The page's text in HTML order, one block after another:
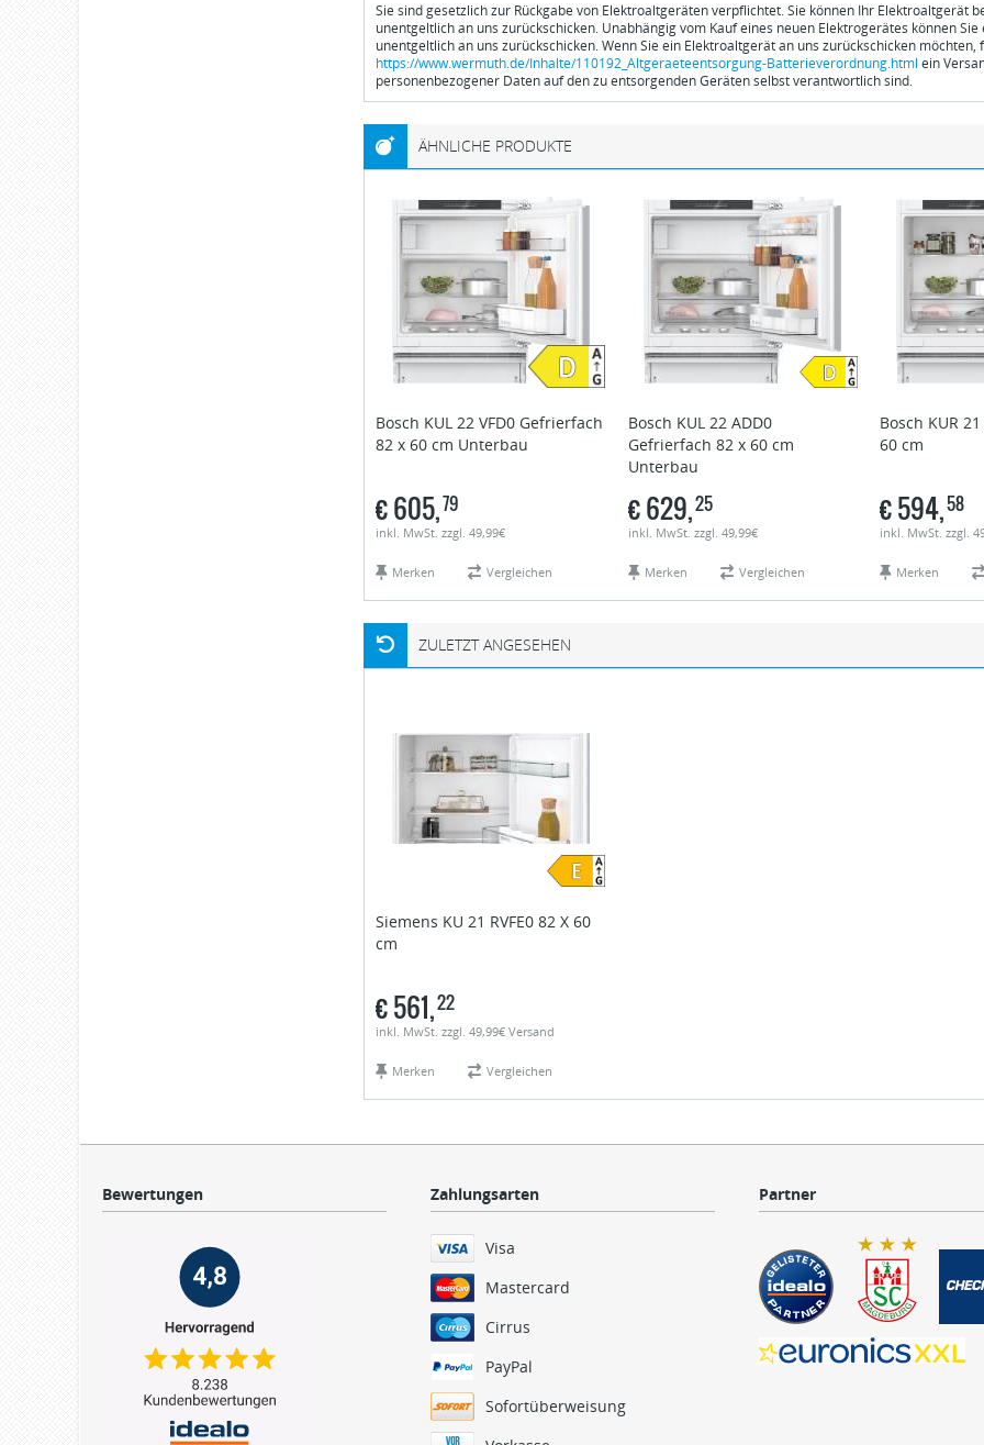
Sie sind gesetzlich zur Rückgabe von Elektroaltgeräten verpflichtet. Sie können Ihr Elektroaltgerät
unentgeltlich an uns zurückschicken. Unabhängig vom Kauf eines neuen Elektrogerätes können
unentgeltlich an uns zurückschicken. Wenn Sie ein Elektroaltgerät an uns zurückschicken
https://www.wermuth.de/Inhalte/110192_Altgeraeteentsorgung-Batterieverordnung.html ein
personenbezogener Daten auf den zu entsorgenden Geräten selbst verantwortlich sind.
ÄHNLICHE PRODUKTE
Bosch KUL 22 VFD0 Gefrierfach
82 x 60 cm Unterbau
€605,79
inkl. MwSt. zzgl. 49,99€
Merken Vergleichen
Bosch KUL 22 ADD0
Gefrierfach 82 x 60 cm
Unterbau
€629,25
inkl. MwSt. zzgl. 49,99€
Merken Vergleichen
Bosch KUR
60 cm
€594,58
inkl. MwSt. zzgl.
Merken
ZULETZT ANGESEHEN
Siemens KU 21 RVFE0 82 X 60
cm
€561,22
inkl. MwSt. zzgl. 49,99€ Versand
Merken Vergleichen
Bewertungen Zahlungsarten
Visa
Mastercard
Cirrus
PayPal
Sofortüberweisung
Partner